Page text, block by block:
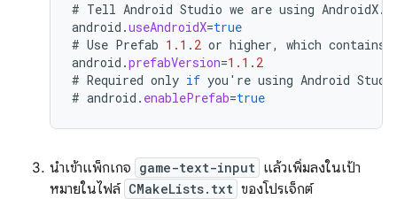
# Tell Android Studio we are using AndroidX.
android .useAndroidX=true
# Use Prefab 1.1 . 2 or higher, which contains
android .prefabVersion=1.1 . 2
# Required only if you ' re using Android
# android . enablePrefab=true
นำเข้าแพ็กเกจ game-text-input แล้วเพิ่มลงในเป้า
หมายในไฟล์ CMakeLists.txt ของโปรเจ็กต์